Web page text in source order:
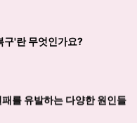
구'란 무엇인가요?
패를 유발하는 다양한 원인들